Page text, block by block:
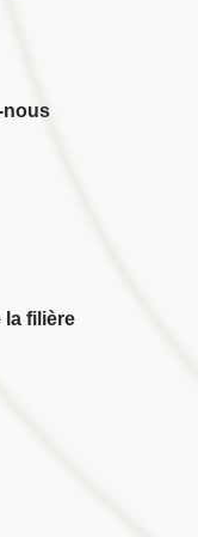
nous
la filière